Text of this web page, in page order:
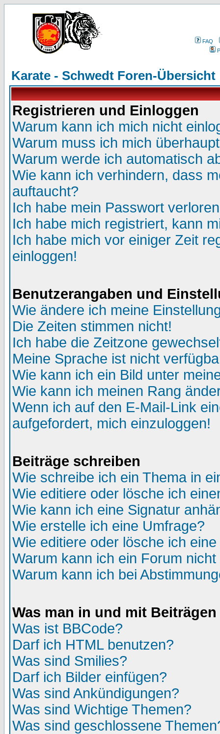
FAQ
Karate - Schwedt Foren-Übersicht
Registrieren und Einloggen
Warum kann ich mich nicht
Warum muss ich mich
Warum werde ich automatisch
Wie kann ich verhindern, dass
auftaucht?
Ich habe mein Passwort
Ich habe mich registriert, kann
Ich habe mich vor einiger Zeit
einloggen!
Benutzerangaben und
Wie ändere ich meine
Die Zeiten stimmen nicht!
Ich habe die Zeitzone
Meine Sprache ist nicht
Wie kann ich ein Bild unter
Wie kann ich meinen Rang
Wenn ich auf den E-Mail-Link
aufgefordert, mich einzuloggen!
Beiträge schreiben
Wie schreibe ich ein Thema in
Wie editiere oder lösche ich
Wie kann ich eine Signatur
Wie erstelle ich eine Umfrage?
Wie editiere oder lösche ich
Warum kann ich ein Forum
Warum kann ich bei
Was man in und mit
Was ist BBCode?
Darf ich HTML benutzen?
Was sind Smilies?
Darf ich Bilder einfügen?
Was sind Ankündigungen?
Was sind Wichtige Themen?
Was sind geschlossene